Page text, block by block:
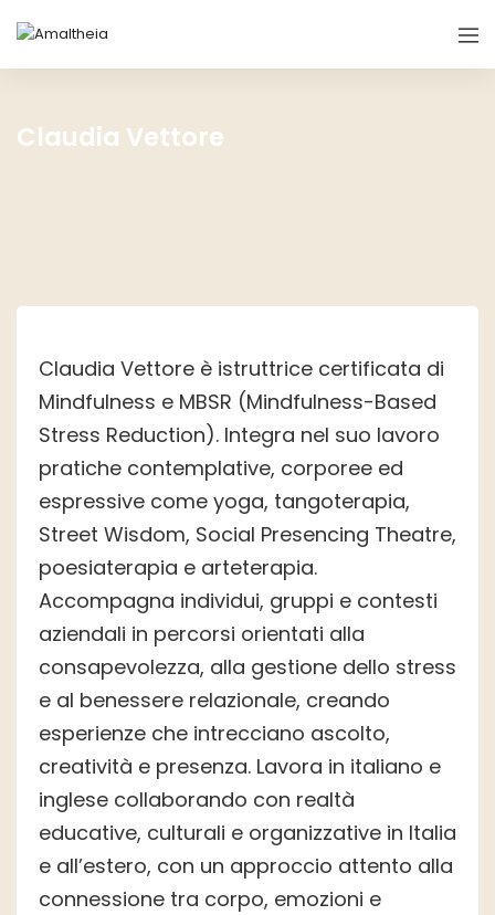
Claudia Vettore
Claudia Vettore è istruttrice certificata di
Mindfulness e MBSR (Mindfulness-Based
Stress Reduction). Integra nel suo lavoro
pratiche contemplative, corporee ed
espressive come yoga, tangoterapia,
Street Wisdom, Social Presencing Theatre,
poesiaterapia e arteterapia.
Accompagna individui, gruppi e contesti
aziendali in percorsi orientati alla
consapevolezza, alla gestione dello stress
e al benessere relazionale, creando
esperienze che intrecciano ascolto,
creatività e presenza. Lavora in italiano e
inglese collaborando con realtà
educative, culturali e organizzative in Italia
e all’estero, con un approccio attento alla
connessione tra corpo, emozioni e